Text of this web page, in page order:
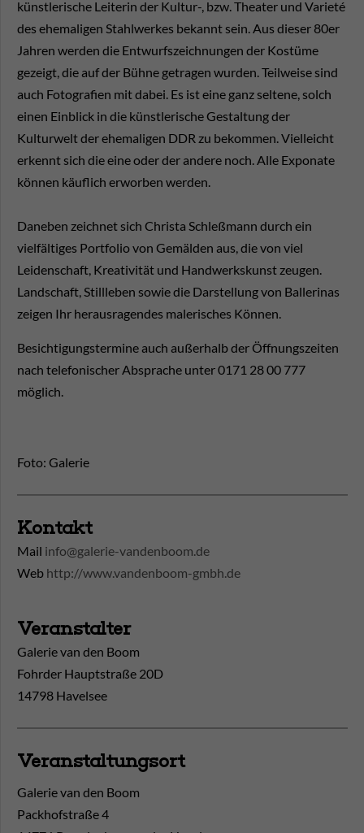
künstlerische Leiterin der Kultur-, bzw. Theater und Varieté
des ehemaligen Stahlwerkes bekannt sein. Aus dieser 80er
Jahren werden die Entwurfszeichnungen der Kostüme
gezeigt, die auf der Bühne getragen wurden. Teilweise sind
auch Fotografien mit dabei. Es ist eine ganz seltene, solch
einen Einblick in die künstlerische Gestaltung der
Kulturwelt der ehemaligen DDR zu bekommen. Vielleicht
erkennt sich die eine oder der andere noch. Alle Exponate
können käuflich erworben werden.
Daneben zeichnet sich Christa Schleßmann durch ein
vielfältiges Portfolio von Gemälden aus, die von viel
Leidenschaft, Kreativität und Handwerkskunst zeugen.
Landschaft, Stillleben sowie die Darstellung von Ballerinas
zeigen Ihr herausragendes malerisches Können.
Besichtigungstermine auch außerhalb der Öffnungszeiten
nach telefonischer Absprache unter 0171 28 00 777
möglich.
Foto: Galerie
Kontakt
Mail info@galerie-vandenboom.de
Web http://www.vandenboom-gmbh.de
Veranstalter
Galerie van den Boom
Fohrder Hauptstraße 20D
14798 Havelsee
Veranstaltungsort
Galerie van den Boom
Packhofstraße 4